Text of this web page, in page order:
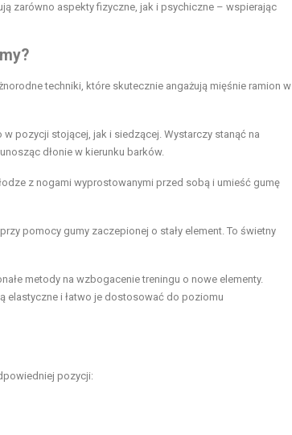
zarówno aspekty fizyczne, jak i psychiczne – wspierając
techniki, które skutecznie angażują mięśnie ramion w
pozycji stojącej, jak i siedzącej. Wystarczy stanąć na
dłonie w kierunku barków.
z nogami wyprostowanymi przed sobą i umieść gumę
pomocy gumy zaczepionej o stały element. To świetny
metody na wzbogacenie treningu o nowe elementy.
elastyczne i łatwo je dostosować do poziomu
pozycji: